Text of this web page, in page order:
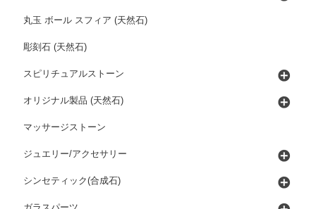
丸玉 ボール スフィア (天然石)
彫刻石 (天然石)
スピリチュアルストーン
オリジナル製品 (天然石)
マッサージストーン
ジュエリー/アクセサリー
シンセティック(合成石)